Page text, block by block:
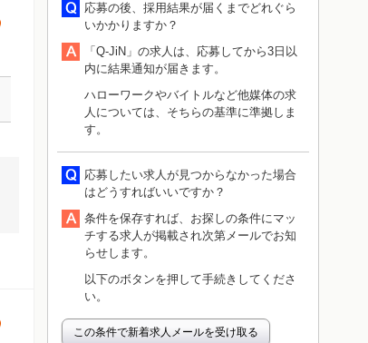
応募の後、採用結果が届くまでどれぐら
いかかりますか？
「Q-JiN」の求人は、応募してから3日以
内に結果通知が届きます。
ハローワークやバイトルなど他媒体の求
人については、そちらの基準に準拠しま
す。
応募したい求人が見つからなかった場合
はどうすればいいですか？
条件を保存すれば、お探しの条件にマッ
チする求人が掲載され次第メールでお知
らせします。
以下のボタンを押して手続きしてくださ
い。
この条件で新着求人メールを受け取る